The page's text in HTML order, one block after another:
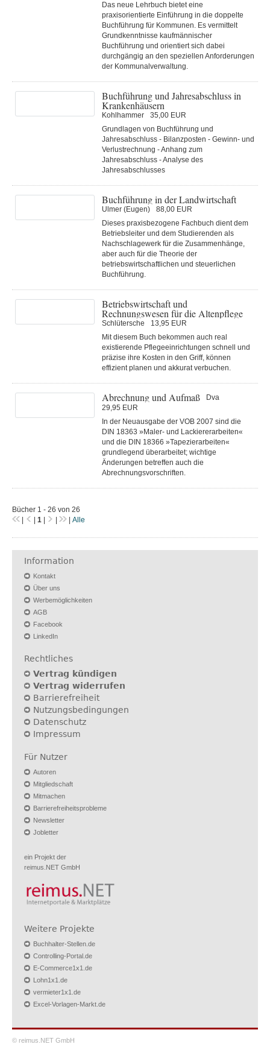
Das neue Lehrbuch bietet eine
praxisorientierte Einführung in die doppelte
Buchführung für Kommunen. Es vermittelt
Grundkenntnisse kaufmännischer
Buchführung und orientiert sich dabei
durchgängig an den speziellen Anforderungen
der Kommunalverwaltung.
Buchführung und Jahresabschluss in
Krankenhäusern
Kohlhammer
35,00 EUR
Grundlagen von Buchführung und
Jahresabschluss - Bilanzposten - Gewinn- und
Verlustrechnung - Anhang zum
Jahresabschluss - Analyse des
Jahresabschlusses
Buchführung in der Landwirtschaft
Ulmer (Eugen)
88,00 EUR
Dieses praxisbezogene Fachbuch dient dem
Betriebsleiter und dem Studierenden als
Nachschlagewerk für die Zusammenhänge,
aber auch für die Theorie der
betriebswirtschaftlichen und steuerlichen
Buchführung.
Betriebswirtschaft und
Rechnungswesen für die Altenpflege
Schlütersche
13,95 EUR
Mit diesem Buch bekommen auch real
existierende Pflegeeinrichtungen schnell und
präzise ihre Kosten in den Griff, können
effizient planen und akkurat verbuchen.
Abrechnung und Aufmaß
Dva
29,95 EUR
In der Neuausgabe der VOB 2007 sind die
DIN 18363 »Maler- und Lackiererarbeiten«
und die DIN 18366 »Tapezierarbeiten«
grundlegend überarbeitet; wichtige
Änderungen betreffen auch die
Abrechnungsvorschriften.
Bücher 1 - 26 von 26
1 Alle
Information
Kontakt
Über uns
Werbemöglichkeiten
AGB
Facebook
LinkedIn
Rechtliches
Vertrag kündigen
Vertrag widerrufen
Barrierefreiheit
Nutzungsbedingungen
Datenschutz
Impressum
Für Nutzer
Autoren
Mitgliedschaft
Mitmachen
Barrierefreiheitsprobleme
Newsletter
Jobletter
ein Projekt der
reimus.NET GmbH
Weitere Projekte
Buchhalter-Stellen.de
Controlling-Portal.de
E-Commerce1x1.de
Lohn1x1.de
vermieter1x1.de
Excel-Vorlagen-Markt.de
© reimus.NET GmbH